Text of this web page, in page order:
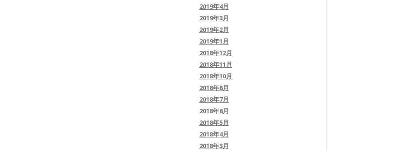
2019年4月
2019年3月
2019年2月
2019年1月
2018年12月
2018年11月
2018年10月
2018年8月
2018年7月
2018年6月
2018年5月
2018年4月
2018年3月